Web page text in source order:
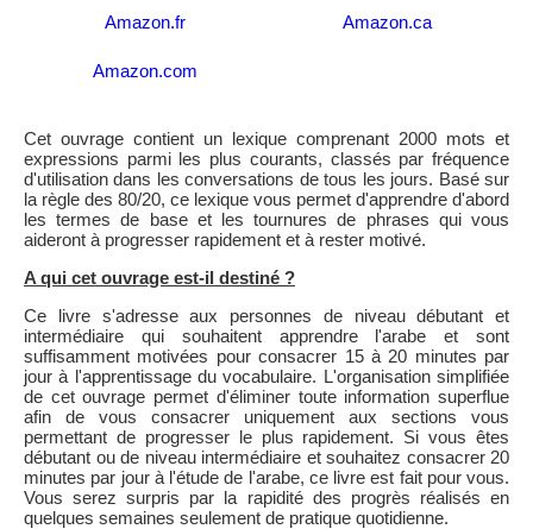
Amazon.fr
Amazon.ca
Amazon.com
Cet ouvrage contient un lexique comprenant 2000 mots et
expressions parmi les plus courants, classés par fréquence
d'utilisation dans les conversations de tous les jours. Basé sur
la règle des 80/20, ce lexique vous permet d'apprendre d'abord
les termes de base et les tournures de phrases qui vous
aideront à progresser rapidement et à rester motivé.
A qui cet ouvrage est-il destiné ?
Ce livre s'adresse aux personnes de niveau débutant et
intermédiaire qui souhaitent apprendre l'arabe et sont
suffisamment motivées pour consacrer 15 à 20 minutes par
jour à l'apprentissage du vocabulaire. L'organisation simplifiée
de cet ouvrage permet d'éliminer toute information superflue
afin de vous consacrer uniquement aux sections vous
permettant de progresser le plus rapidement. Si vous êtes
débutant ou de niveau intermédiaire et souhaitez consacrer 20
minutes par jour à l'étude de l'arabe, ce livre est fait pour vous.
Vous serez surpris par la rapidité des progrès réalisés en
quelques semaines seulement de pratique quotidienne.